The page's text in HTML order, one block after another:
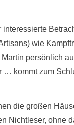
interessierte
wie
persönlich
… kommt zum
die großen
Nichtleser, ohne